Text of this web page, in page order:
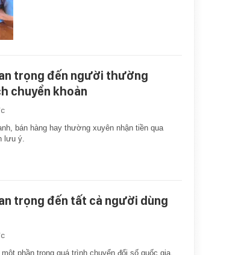
trọng đến người thường
chuyển khoản
bán hàng hay thường xuyên nhận tiền qua
lưu ý.
trọng đến tất cả người dùng
phần trong quá trình chuyển đổi số quốc gia,